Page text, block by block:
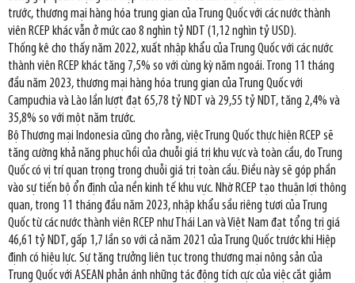
trước, thương mại hàng hóa trung gian của Trung Quốc với các nước thành
viên RCEP khác vẫn ở mức cao 8 nghìn tỷ NDT (1,12 nghìn tỷ USD).
Thống kê cho thấy năm 2022, xuất nhập khẩu của Trung Quốc với các nước
thành viên RCEP khác tăng 7,5% so với cùng kỳ năm ngoái. Trong 11 tháng
đầu năm 2023, thương mại hàng hóa trung gian của Trung Quốc với
Campuchia và Lào lần lượt đạt 65,78 tỷ NDT và 29,55 tỷ NDT, tăng 2,4% và
35,8% so với một năm trước.
Bộ Thương mại Indonesia cũng cho rằng, việc Trung Quốc thực hiện RCEP sẽ
tăng cường khả năng phục hồi của chuỗi giá trị khu vực và toàn cầu, do Trung
Quốc có vị trí quan trọng trong chuỗi giá trị toàn cầu. Điều này sẽ góp phần
vào sự tiến bộ ổn định của nền kinh tế khu vực. Nhờ RCEP tạo thuận lợi thông
quan, trong 11 tháng đầu năm 2023, nhập khẩu sầu riêng tươi của Trung
Quốc từ các nước thành viên RCEP như Thái Lan và Việt Nam đạt tổng trị giá
46,61 tỷ NDT, gấp 1,7 lần so với cả năm 2021 của Trung Quốc trước khi Hiệp
định có hiệu lực. Sự tăng trưởng liên tục trong thương mại nông sản của
Trung Quốc với ASEAN phản ánh những tác động tích cực của việc cắt giảm